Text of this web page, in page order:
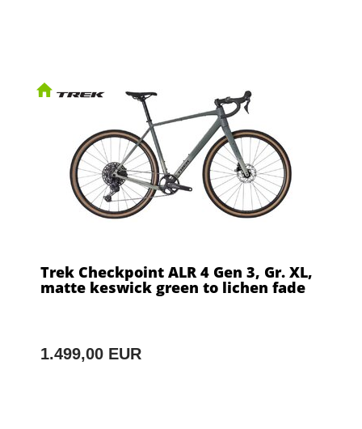
Trek Checkpoint ALR 4 Gen 3, Gr. XL,
matte keswick green to lichen fade
1.499,00 EUR